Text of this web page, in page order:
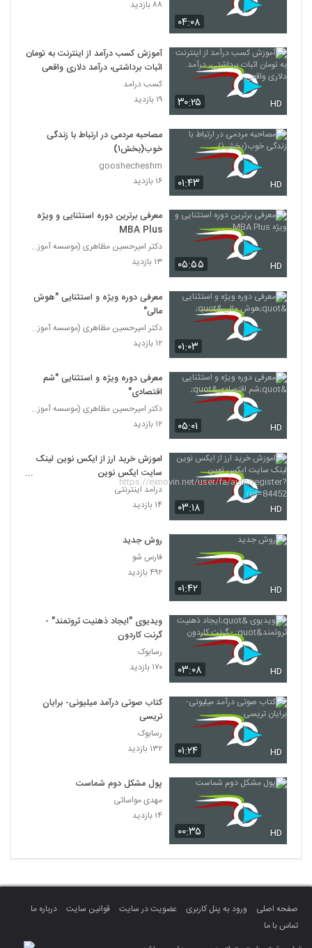
۰۴:۰۸
۸۸ بازدید
۳۰:۲۵ HD
آموزش کسب درآمد از اینترنت به تومان
اثبات برداشتی، درآمد دلاری واقعی
کسب درامد
۱۹ بازدید
۰۱:۴۳ HD
مصاحبه مردمی در ارتباط با زندگی
خوب(بخش۱)
gooshecheshm
۱۶ بازدید
۰۵:۵۵ HD
معرفی برترین دوره استثنایی و ویژه
MBA Plus
دکتر امیرحسین مظاهری (موسسه آموزش عالی ثروت آفرینا
۱۳ بازدید
۰۱:۰۳
معرفی دوره ویژه و استثنایی "هوش
مالی"
دکتر امیرحسین مظاهری (موسسه آموزش عالی ثروت آفرینا
۱۲ بازدید
۰۵:۰۱ HD
معرفی دوره ویژه و استثنایی "شم
اقتصادی"
دکتر امیرحسین مظاهری (موسسه آموزش عالی ثروت آفرینا
۱۲ بازدید
۰۳:۱۸ HD
اموزش خرید ارز از ایکس نوین لینک
سایت ایکس نوین
https://exnovin.net/user/fa/au
th/register?ref=84452
درامد اینترنتی
۱۴ بازدید
۰۱:۴۲ HD
روش جدید
فارس شو
۴۹۲ بازدید
۰۳:۰۸ HD
ویدیوی "ایجاد ذهنیت ثروتمند" -
گرنت کاردون
رسابوک
۱۷۰ بازدید
۰۱:۲۴ HD
کتاب صوتی درآمد میلیونی- برایان
تریسی
رسابوک
۱۳۲ بازدید
۰۰:۳۵ HD
پول مشکل دوم شماست
مهدی مواساتی
۱۴ بازدید
صفحه اصلی ورود به پنل کاربری عضویت در سایت قوانین سایت
درباره ما
تماس با ما